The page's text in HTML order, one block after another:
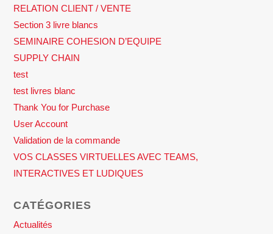
RELATION CLIENT / VENTE
Section 3 livre blancs
SEMINAIRE COHESION D’EQUIPE
SUPPLY CHAIN
test
test livres blanc
Thank You for Purchase
User Account
Validation de la commande
VOS CLASSES VIRTUELLES AVEC TEAMS,
INTERACTIVES ET LUDIQUES
CATÉGORIES
Actualités